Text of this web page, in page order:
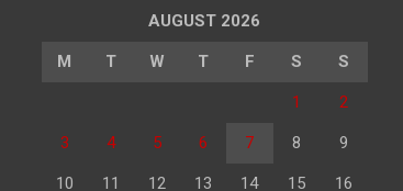
AUGUST 2026
M T W T F S S
1 2
3 4 5 6 7 8 9
10 11 12 13 14 15 16